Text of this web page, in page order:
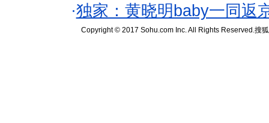
·独家：黄晓明baby一同返
Copyright © 2017 Sohu.com Inc. All Rights Reserved.搜